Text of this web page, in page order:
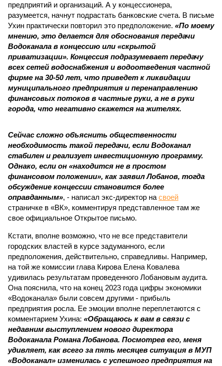
предприятий и организаций. А у концессионера,
разумеется, начнут подрастать банковские счета. В письме
Ухин практически повторил это предположение. «По моему
мнению, это делается для обоснования передачи
Водоканала в концессию или «скрытой
приватизации». Концессия подразумевает передачу
всех сетей водоснабжения и водоотведения частной
фирме на 30-50 лет, что приведет к ликвидации
муниципального предприятия и перенаправлению
финансовых потоков в частные руки, а не в руки
города, что негативно скажется на жителях.
Сейчас сложно объяснить общественности
необходимость такой передачи, если Водоканал
стабилен и реализует инвестиционную программу.
Однако, если он «находится не в простом
финансовом положении», как заявил Лобанов, тогда
обсуждение концессии становится более
оправданным», - написал экс-директор на своей
страничке в «ВК», комментируя представленное там же
свое официальное Открытое письмо.
Кстати, вполне возможно, что не все представители
городских властей в курсе задуманного, если
предположения, действительно, справедливы. Например,
на той же комиссии глава Кирова Елена Ковалева
удивилась результатам проведенного Лобановым аудита.
Она пояснила, что на конец 2023 года цифры экономики
«Водоканала» были совсем другими - прибыль
предприятия росла. Ее эмоции вполне переплетаются с
комментарием Ухина: «Обращаюсь к вам в связи с
недавним выступлением нового директора
Водоканала Романа Лобанова. Посмотрев его, меня
удивляет, как всего за пять месяцев ситуация в МУП
«Водоканал» изменилась с успешного предприятия на